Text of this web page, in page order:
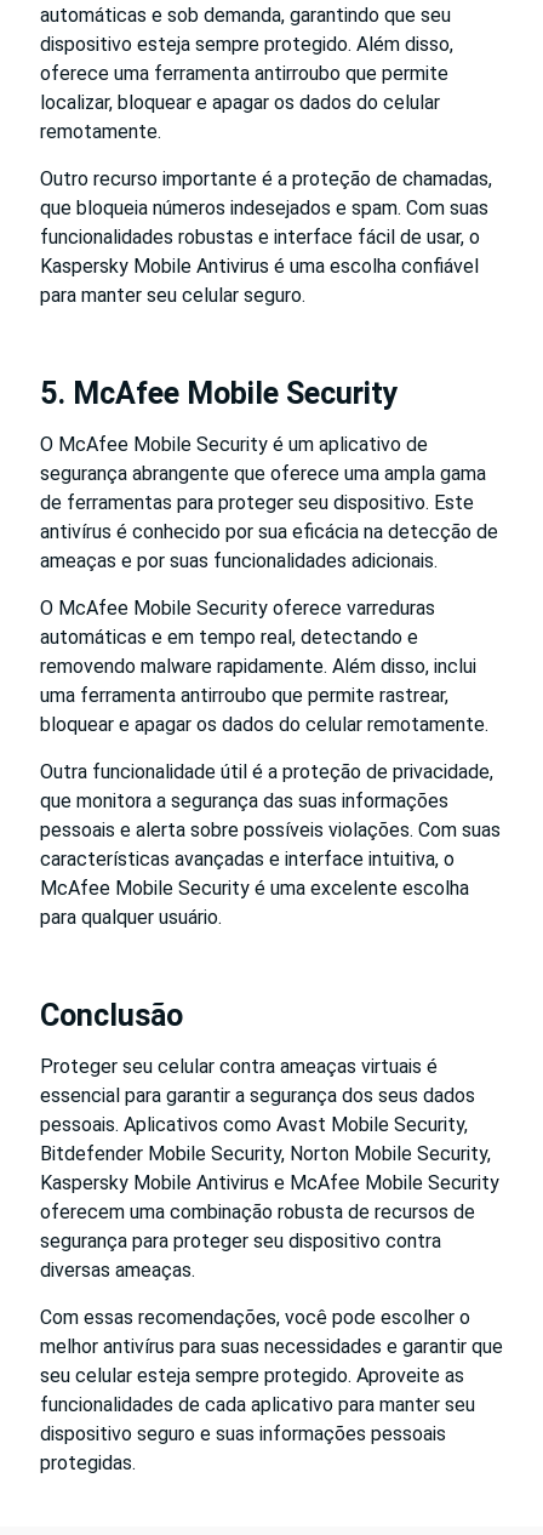
automáticas e sob demanda, garantindo que seu
dispositivo esteja sempre protegido. Além disso,
oferece uma ferramenta antirroubo que permite
localizar, bloquear e apagar os dados do celular
remotamente.
Outro recurso importante é a proteção de chamadas,
que bloqueia números indesejados e spam. Com suas
funcionalidades robustas e interface fácil de usar, o
Kaspersky Mobile Antivirus é uma escolha confiável
para manter seu celular seguro.
5. McAfee Mobile Security
O McAfee Mobile Security é um aplicativo de
segurança abrangente que oferece uma ampla gama
de ferramentas para proteger seu dispositivo. Este
antivírus é conhecido por sua eficácia na detecção de
ameaças e por suas funcionalidades adicionais.
O McAfee Mobile Security oferece varreduras
automáticas e em tempo real, detectando e
removendo malware rapidamente. Além disso, inclui
uma ferramenta antirroubo que permite rastrear,
bloquear e apagar os dados do celular remotamente.
Outra funcionalidade útil é a proteção de privacidade,
que monitora a segurança das suas informações
pessoais e alerta sobre possíveis violações. Com suas
características avançadas e interface intuitiva, o
McAfee Mobile Security é uma excelente escolha
para qualquer usuário.
Conclusão
Proteger seu celular contra ameaças virtuais é
essencial para garantir a segurança dos seus dados
pessoais. Aplicativos como Avast Mobile Security,
Bitdefender Mobile Security, Norton Mobile Security,
Kaspersky Mobile Antivirus e McAfee Mobile Security
oferecem uma combinação robusta de recursos de
segurança para proteger seu dispositivo contra
diversas ameaças.
Com essas recomendações, você pode escolher o
melhor antivírus para suas necessidades e garantir que
seu celular esteja sempre protegido. Aproveite as
funcionalidades de cada aplicativo para manter seu
dispositivo seguro e suas informações pessoais
protegidas.